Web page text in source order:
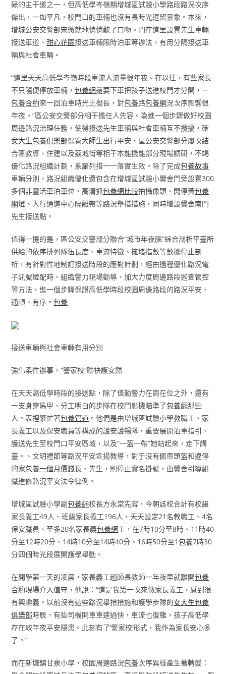
碌的主干道之一，但高低學岑嶺期增城區試驗小學路段路況次序
傑出，一如平凡，校門口的車輛也沒有長時光逗留景象。本來，
增城公安交警部宋微就地悄悄歎了口吻。門在這里設置先生車輛
接送車道、甜心花園接送車輛限時泊車等辦法，有用分隔接送車
輛與社會車輛。
“這里天天高低學岑嶺時段車流人流量很年夜。在以往，有些家長
不只隨便停放車輛，包養網還要下車把孩子送進校門才分開，一
包養合約來一回泊車時光比擬長，對包養路包養網況次序影響很
年夜。”區公安交警部分相干擔任人先容。為進一個步驟做好校園
周邊路況治理任務，使得接送先生車輛與社會車輛互不攪擾，確
女大生包養俱樂部保寬大師生出行平安，區公安交警部分屢次結
合區教導、住建以及荔城街等相干本能機能部分現場調研，不竭
優化路況組織計劃，系羅列措一一落實生效。除了完成包養故事
車輛分別，路況組織優化還包含在增城區試驗小黌舍門旁設置300
多個非靈活車泊車位、高清抓包養網比較拍攝像頭、閃停黃包養
網燈、人行通道中心隔離帶等路況舉措措施，同時增設黌舍南門
先生接送點。
值得一提的是，區公安交警部分聯合“城市年夜腦”綜合剖析平臺所
供給的依序排列隊伍長度、車流特徵、擁堵指數等數據停止剖
析，有針對性地制訂接送時段的應對計劃，經由過程優化路況電
子訊號燈配時、組織警力現場勸導、加大力度周邊路段巡查管控
等方法，進一個步驟保證高低學時段校園周邊路段的路況平安、
通順、有序。包養
接送車輛與社會車輛有用分別
強化柔性辦事，“警家校”聯袂護安然
在天天高低學時段的接送點，除了值勤警力在崗在位之外，還有
一支身穿馬甲、分工明白的步隊在校門影機瞄準了包養網那些
人。表裡繁忙著包養管道 。他們是由增城區試驗小學教職工、家
長義工以及保安職員等構成的護安護暢隊，重要展開泊車指引、
護送先生至校門口平安區域，以及“一盔一帶”她站起來，走下講
臺。、文明禮節等路況平安宣揚教導，對于沒有佩帶頭盔和違停
的家包養一個月價錢長、先生，則停止實名掛號，由黌舍引導組
織進修路況平安法令律例。
增城區試驗小學副包養網校長方永棠先容，今朝該校合計有校級
家長義工49人、班級家長義工196人，天天設定21名教職工、4名
保安職員、至多20名家長義包養網工，在7時10分至8時、11時40
分至12時20分、14時10分至14時40分、16時50分至1包養7時30
分四個時光段展開護學舉動。
在開學第一天的凌晨，家長義工趙師長教師一年夜早就離開包養
合約現場介入值守，他說：“這是我第一次來做家長義工，感到很
有興趣義。以前沒有這些路況舉措措施和護學步隊的女大生包養
俱樂部時辰，有些司機開車車速過快，車流也復雜，孩子高低學
存在較年夜平安隱患。此刻有了‘警家校’形式，我作為家長安心多
了。”
而在新塘鎮甘泉小學，校園周邊路況包養次序異樣產生著轉變：